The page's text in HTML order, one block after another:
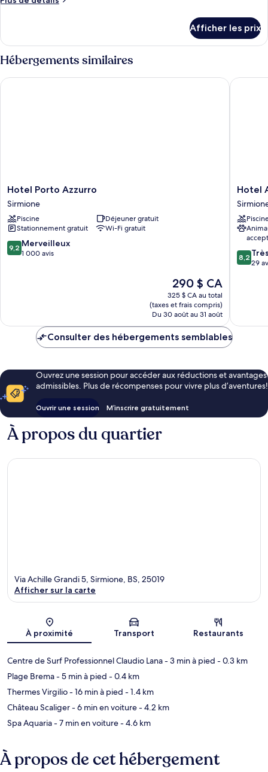
Chambre
Afficher les prix
Hébergements similaires
Hotel
Porto
Azzurro
Sirmione
Hotel Porto Azzurro
Sirmione
Piscine
Déjeuner gratuit
Stationnement gratuit
Wi-Fi gratuit
9.2
sur
9,2 Merveilleux
1 000 avis
Le
prix
est
de
290 $ CA
290 $ CA
325 $ CA au total
(taxes et frais compris)
Du 30 août au 31 août
Hotel Porto Azzurro
Hotel
Arena
Hotel
8.2
sur
8,2
29
Hotel
Consulter des hébergements semblables
Ouvrez une session pour accéder aux réductions et avantages
admissibles. Plus de récompenses pour vivre plus d’aventures!
Ouvrir une session M’inscrire gratuitement
À propos du quartier
Carte
Via Achille Grandi 5, Sirmione, BS, 25019
Afficher sur la carte
À proximité Transport Restaurants
Centre de Surf Professionnel Claudio Lana- 3 min à pied - 0.3 km
Plage Brema- 5 min à pied - 0.4 km
Thermes Virgilio- 16 min à pied - 1.4 km
Château Scaliger- 6 min en voiture- 4.2 km
Spa Aquaria- 7 min en voiture- 4.6 km
À propos de cet hébergement